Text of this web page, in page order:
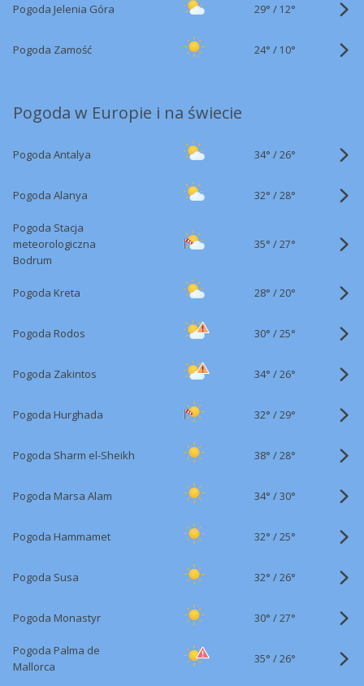
Pogoda Jelenia Góra 29° / 12°
Pogoda Zamość 24° / 10°
Pogoda w Europie i na świecie
Pogoda Antalya 34° /26°
Pogoda Alanya 32° /28°
Pogoda Stacja
meteorologiczna
Bodrum
35° /27°
Pogoda Kreta 28° /20°
Pogoda Rodos 30° /25°
Pogoda Zakintos 34° /26°
Pogoda Hurghada 32° /29°
Pogoda Sharm el-Sheikh 38° /28°
Pogoda Marsa Alam 34° /30°
Pogoda Hammamet 32° /25°
Pogoda Susa 32° /26°
Pogoda Monastyr 30° /27°
Pogoda Palma de
Mallorca
35° /26°